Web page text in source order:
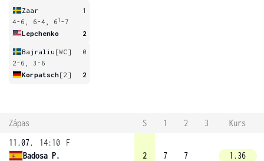
Zaar
1
4-6, 6-4, 6 1 -7
Lepchenko
2
Bajraliu [WC]
0
2-6, 3-6
Korpatsch[2] 2
Zápas S 1 2 3
Kurs
11.07.
14:10
F
Badosa P.
2
7
7
1.36